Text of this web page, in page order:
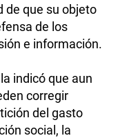
de que su objeto
de los
e información.
indicó que aun
corregir
del gasto
social, la